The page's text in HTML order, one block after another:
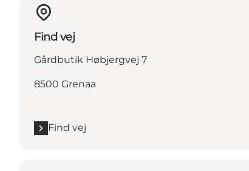
Find vej
Gårdbutik Høbjergvej 7
8500 Grenaa
Find vej